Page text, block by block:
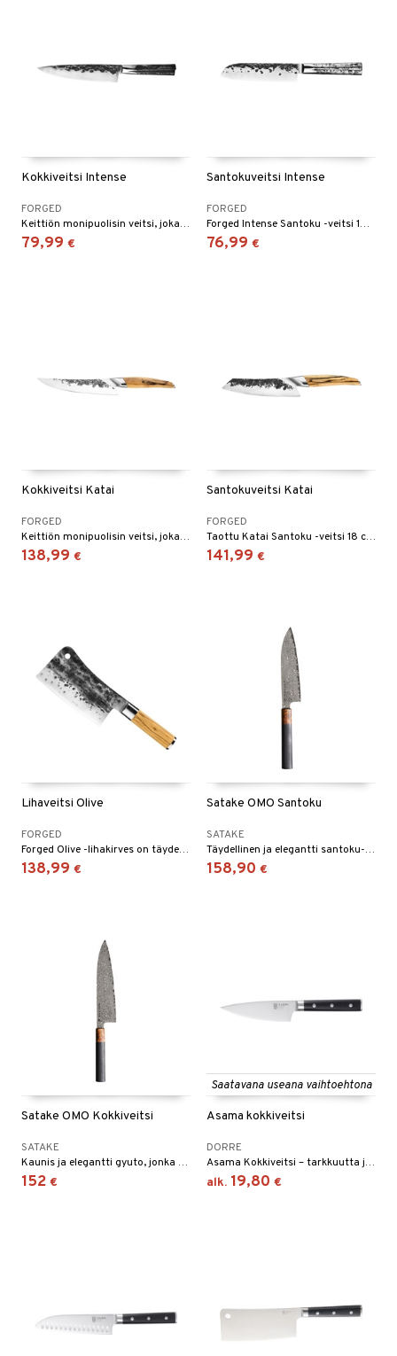
Kokkiveitsi Intense
FORGED
Keittiön monipuolisin veitsi, joka on välttämätön jokaiselle (amatööri)kokille. Kätevä lihan, kalan tai vihannesten leikkaamiseen, mutta sopii myös yrttien hienontamiseen.
79,99 €
Santokuveitsi Intense
FORGED
Forged Intense Santoku -veitsi 18 cm on japanilainen versio kokkiveitsestä. Sana "santoku" tarkoittaa "kolmea hyveellisyyttä", mikä viittaa veitsen kolmeen leikkaustoimintoon: viipalointiin, kuutioimiseen ja pilkkomiseen.
76,99 €
Kokkiveitsi Katai
FORGED
Keittiön monipuolisin veitsi, joka on välttämätön jokaiselle (amatööri)kokille. Kätevä lihan, kalan tai vihannesten leikkaamiseen, mutta sopii myös yrttien hienontamiseen.
138,99 €
Santokuveitsi Katai
FORGED
Taottu Katai Santoku -veitsi 18 cm on japanilainen versio kokkiveitsestä. Sana "santoku" tarkoittaa "kolmea hyveellisyyttä", mikä viittaa veitsen kolmeen leikkuutehtävään: viipalointi, kuutiointi ja pilkkominen.
141,99 €
Lihaveitsi Olive
FORGED
Forged Olive -lihakirves on täydellinen suurempien liha- ja vihannespalojen leikkaamiseen ja pilkkomiseen.
138,99 €
Satake OMO Santoku
SATAKE
Täydellinen ja elegantti santoku-veitsi, jonka terän pituus on 17 cm. Hienovaraisesti kiillotettu damaskiterä on vahva ja ohut, mikä antaa erittäin ylellisen tunteen käytössä.
158,90 €
Satake OMO Kokkiveitsi
SATAKE
Kaunis ja elegantti gyuto, jonka terän pituus on 21 cm. Pehmeästi kiillotettu damaskiterä on vahva ja ohut, mikä antaa erittäin ylellisen tunteen käytössä.
152 €
Saatavana useana vaihtoehtona
Asama kokkiveitsi
DORRE
Asama Kokkiveitsi – tarkkuutta ja mukavuutta jokaisessa leikkuussa.
alk. 19,80 €